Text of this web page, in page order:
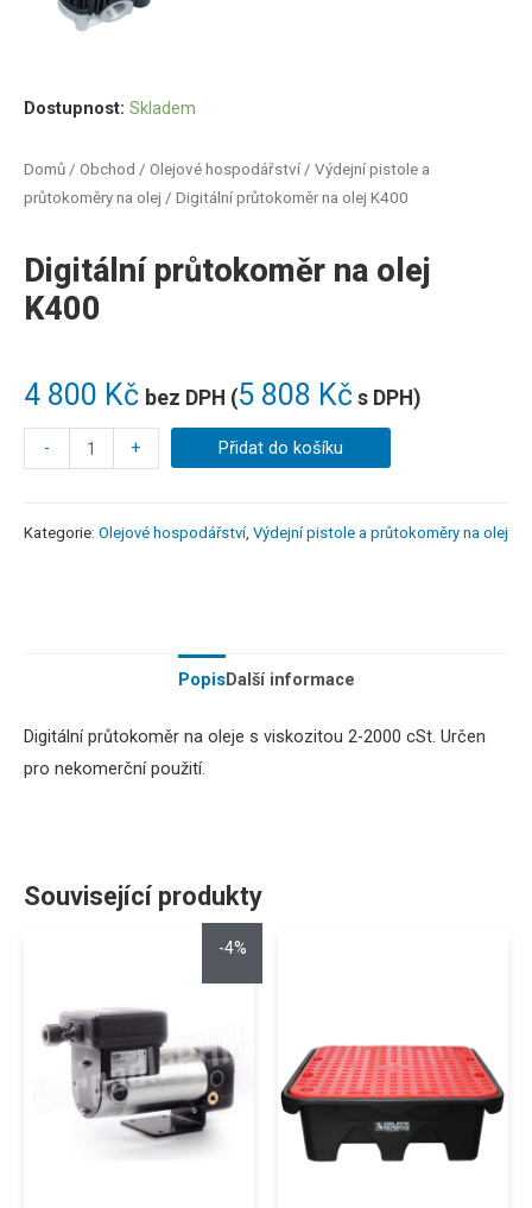
Domů / Obchod / Olejové hospodářství / Výdejní pistole a
průtokoměry na olej / Digitální průtokoměr na olej K400
Digitální průtokoměr na olej
K400
4 800 Kč bez DPH (5 808 Kč s DPH)
Dostupnost: Skladem
- + Přidat do košíku
Kategorie: Olejové hospodářství, Výdejní pistole a průtokoměry na olej
PopisDalší informace
Digitální průtokoměr na oleje s viskozitou 2-2000 cSt. Určen
pro nekomerční použití.
Související produkty
-4%